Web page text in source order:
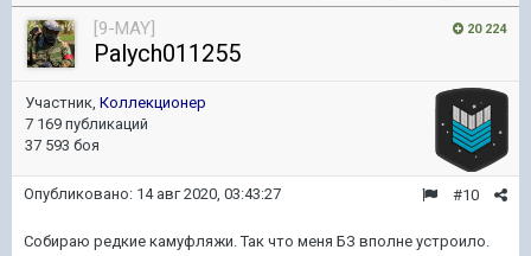
20 224
[9-MAY]
Palych011255
Участник, Коллекционер
7 169 публикаций
37 593 боя
#10
Опубликовано: 14 авг 2020, 03:43:27
Собираю редкие камуфляжи. Так что меня БЗ вполне устроило.